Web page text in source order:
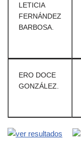
LETICIA
FERNÁNDEZ
BARBOSA.
ERO DOCE
GONZÁLEZ.